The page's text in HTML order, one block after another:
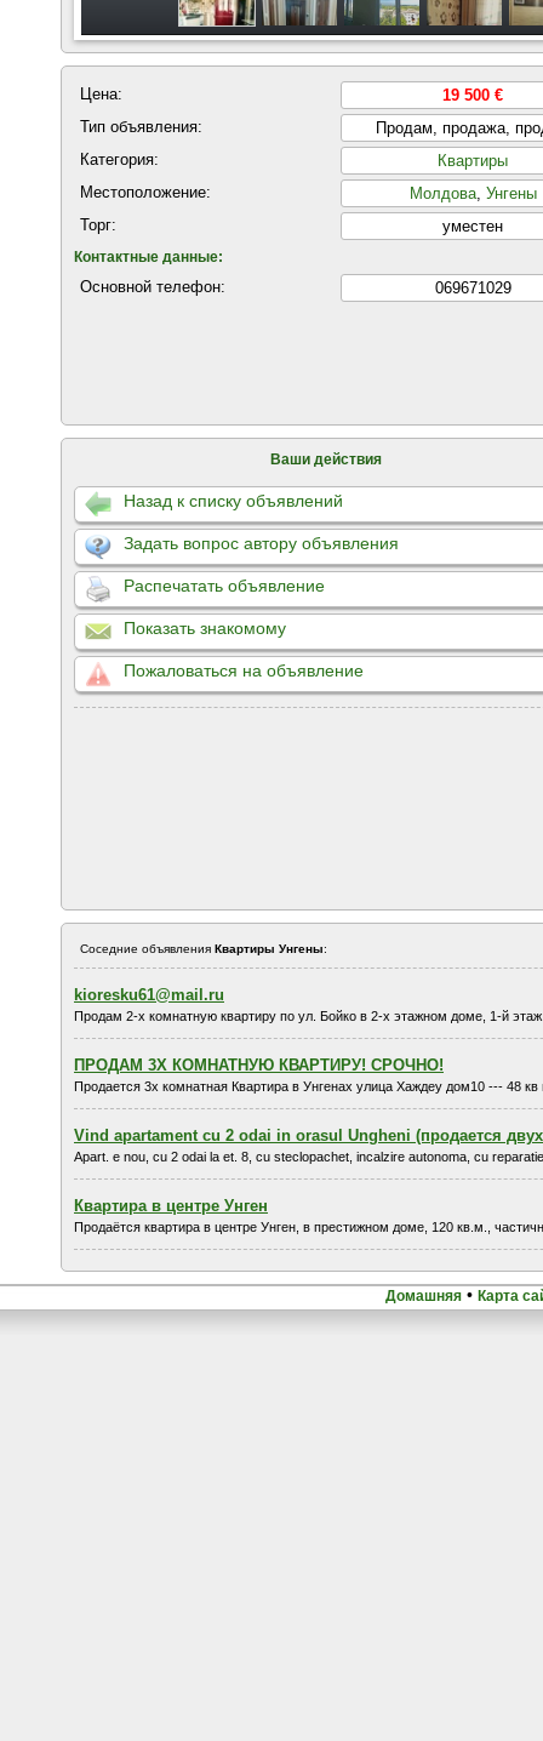
Цена:
19 500 €
Тип объявления:
Продам, продажа,
Категория:
Квартиры
Местоположение:
Молдова, Унгены
Торг:
уместен
Контактные данные:
Основной телефон: 069671029
Ваши действия
Назад к списку объявлений
Задать вопрос автору объявления
Распечатать объявление
Показать знакомому
Пожаловаться на объявление
Соседние объявления Квартиры Унгены:
kioresku61@mail.ru
Продам 2-х комнатную квартиру по ул. Бойко в 2-х этажном доме, 1-й
ПРОДАМ 3Х КОМНАТНУЮ КВАРТИРУ! СРОЧНО!
Продается 3х комнатная Квартира в Унгенах улица Хаждеу дом10 --- 48
Vind apartament cu 2 odai in orasul Ungheni (продается
Apart. e nou, cu 2 odai la et. 8, cu steclopachet, incalzire autonoma, cu
Квартира в центре Унген
Продаётся квартира в центре Унген, в престижном доме, 120 кв.м.,
Домашняя • Карта